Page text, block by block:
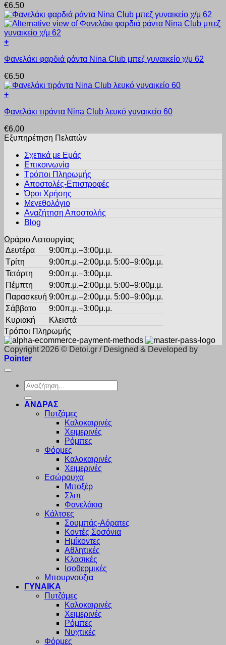
σελίδα
του
προϊόντος
έχει
πολλαπλές
παραλλαγές.
Οι
επιλογές
να
στη
σελίδα
του
προϊόντος
€6.50
+
το
έχει
πολλαπλές
παραλλαγές.
επιλογές
να
επιλεγούν
σελίδα
προϊόντος
Φανελάκι φαρδιά ράντα Nina Club μπεζ γυναικείο χ/μ 62
€6.50
+
το
έχει
πολλαπλές
επιλογές
μπορούν
επιλεγούν
σελίδα
Φανελάκι τιράντα Nina Club λευκό γυναικείο 60
€6.00
Εξυπηρέτηση Πελατών
Σχετικά με Εμάς
Επικοινωνία
Τρόποι Πληρωμής
Αποστολές-Επιστροφές
Όροι Χρήσης
Μεγεθολόγιο
Αναζήτηση Αποστολής
Blog
Ωράριο Λειτουργίας
Δευτέρα
9:00π.μ.–3:00μ.μ.
Τρίτη
9:00π.μ.–2:00μ.μ. 5:00–9:00μ.μ.
Τετάρτη
9:00π.μ.–3:00μ.μ.
Πέμπτη
9:00π.μ.–2:00μ.μ. 5:00–9:00μ.μ.
Παρασκευή 9:00π.μ.–2:00μ.μ. 5:00–9:00μ.μ.
Σάββατο
9:00π.μ.–3:00μ.μ.
Κυριακή
Κλειστά
Τρόποι Πληρωμής
Copyright 2026 © Detoi.gr / Designed & Developed by
Pointer
Αναζήτηση
για:
ΑΝΔΡΑΣ
Πυτζάμες
Καλοκαιρινές
Χειμερινές
Ρόμπες
Φόρμες
Καλοκαιρινές
Χειμερινές
Εσώρουχα
Μποξέρ
Σλιπ
Φανελάκια
Κάλτσες
Σουμπάς-Αόρατες
Κοντές Σοσόνια
Ημίκοντες
Αθλητικές
Κλασικές
Ισοθερμικές
Μπουρνούζια
ΓΥΝΑΙΚΑ
Πυτζάμες
Καλοκαιρινές
Χειμερινές
Ρόμπες
Νυχτικές
Φόρμες